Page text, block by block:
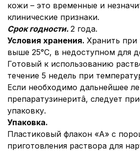
кожи – это временные и
клинические признаки.
Срок годности. 2 года.
Условия хранения. Хранить при
выше 25°С, в недоступном для
Готовый к использованию
течение 5 недель при
Если необходимо дальнейшее
препаратузинеритâ, следует
упаковку.
Упаковка.
Пластиковый флакон «А» с
приготовления раствора для